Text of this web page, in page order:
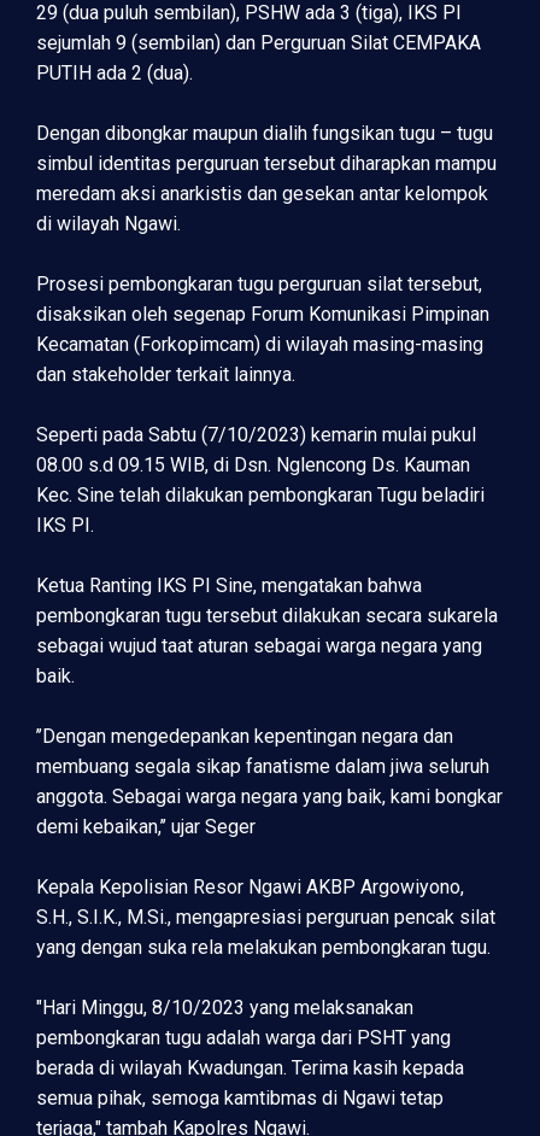
29 (dua puluh sembilan), PSHW ada 3 (tiga), IKS PI
sejumlah 9 (sembilan) dan Perguruan Silat CEMPAKA
PUTIH ada 2 (dua).
Dengan dibongkar maupun dialih fungsikan tugu – tugu
simbul identitas perguruan tersebut diharapkan mampu
meredam aksi anarkistis dan gesekan antar kelompok
di wilayah Ngawi.
Prosesi pembongkaran tugu perguruan silat tersebut,
disaksikan oleh segenap Forum Komunikasi Pimpinan
Kecamatan (Forkopimcam) di wilayah masing-masing
dan stakeholder terkait lainnya.
Seperti pada Sabtu (7/10/2023) kemarin mulai pukul
08.00 s.d 09.15 WIB, di Dsn. Nglencong Ds. Kauman
Kec. Sine telah dilakukan pembongkaran Tugu beladiri
IKS PI.
Ketua Ranting IKS PI Sine, mengatakan bahwa
pembongkaran tugu tersebut dilakukan secara sukarela
sebagai wujud taat aturan sebagai warga negara yang
baik.
’’Dengan mengedepankan kepentingan negara dan
membuang segala sikap fanatisme dalam jiwa seluruh
anggota. Sebagai warga negara yang baik, kami bongkar
demi kebaikan,’’ ujar Seger
Kepala Kepolisian Resor Ngawi AKBP Argowiyono,
S.H., S.I.K., M.Si., mengapresiasi perguruan pencak silat
yang dengan suka rela melakukan pembongkaran tugu.
"Hari Minggu, 8/10/2023 yang melaksanakan
pembongkaran tugu adalah warga dari PSHT yang
berada di wilayah Kwadungan. Terima kasih kepada
semua pihak, semoga kamtibmas di Ngawi tetap
terjaga," tambah Kapolres Ngawi.